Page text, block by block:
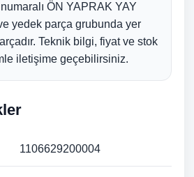
ÖN YAPRAK YAY
yedek parça grubunda yer
Teknik bilgi, fiyat ve stok
iletişime geçebilirsiniz.
1106629200004